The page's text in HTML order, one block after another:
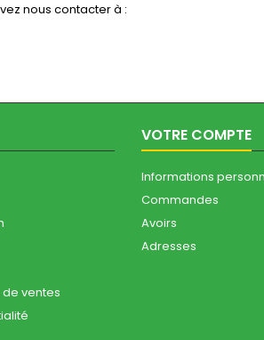
nous contacter à :
ventes
VOTRE COMPTE
Informations
Commandes
Avoirs
Adresses